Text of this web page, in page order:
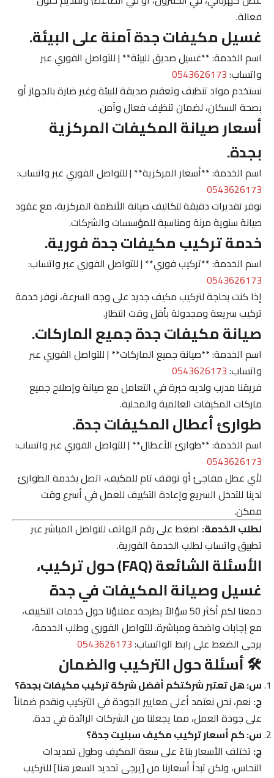
فعالة.
غسيل مكيفات جدة آمنة على البيئة.
اسم الخدمة: **غسيل صديق للبيئة** | للتواصل الفوري عبر
واتساب:0543626173
نستخدم مواد تنظيف وتعقيم صديقة للبيئة وغير ضارة بالجهاز أو
بصحة السكان، لضمان تنظيف فعال وآمن.
أسعار صيانة المكيفات المركزية
بجدة.
اسم الخدمة: **أسعار المركزية** | للتواصل الفوري عبر واتساب:
0543626173
نوفر تقديرات دقيقة لتكاليف صيانة الأنظمة المركزية، مع عقود
صيانة سنوية مرنة ومناسبة للمؤسسات والشركات.
خدمة تركيب مكيفات جدة فورية.
اسم الخدمة: **تركيب فوري** | للتواصل الفوري عبر واتساب:
0543626173
إذا كنت بحاجة لتركيب مكيف جديد على وجه السرعة، نوفر خدمة
تركيب سريعة ومجدولة بأقل وقت انتظار.
صيانة مكيفات جدة جميع الماركات.
اسم الخدمة: **صيانة جميع الماركات** | للتواصل الفوري عبر
واتساب:0543626173
فريقنا مدرب ولديه خبرة في التعامل مع صيانة وإصلاح جميع
ماركات المكيفات العالمية والمحلية.
طوارئ أعطال المكيفات جدة.
اسم الخدمة: **طوارئ الأعطال** | للتواصل الفوري عبر واتساب:
0543626173
لأي عطل مفاجئ أو توقف تام للمكيف، اتصل بخدمة الطوارئ
لدينا للتدخل السريع وإعادة التكييف للعمل في أسرع وقت
ممكن.
لطلب الخدمة: اضغط على رقم الهاتف للتواصل المباشر عبر
تطبيق واتساب لطلب الخدمة الفورية.
الأسئلة الشائعة (FAQ) حول تركيب،
غسيل وصيانة المكيفات في جدة
جمعنا لكم أكثر 50 سؤالاً يطرحه عملاؤنا حول خدمات التكييف،
مع إجابات واضحة ومباشرة. للتواصل الفوري وطلب الخدمة،
يرجى الضغط على رابط الواتساب:0543626173
🛠️ أسئلة حول التركيب والضمان
س: هل تعتبر شركتكم أفضل شركة تركيب مكيفات بجدة؟
ج: نعم، نحن نعتمد أعلى معايير الجودة في التركيب ونقدم ضماناً
على جودة العمل، مما يجعلنا من الشركات الرائدة في جدة.
س: كم أسعار تركيب مكيف سبليت جدة؟
ج: تختلف الأسعار بناءً على سعة المكيف وطول تمديدات
النحاس، ولكن تبدأ أسعارنا من [يرجى تحديد السعر هنا] للتركيب